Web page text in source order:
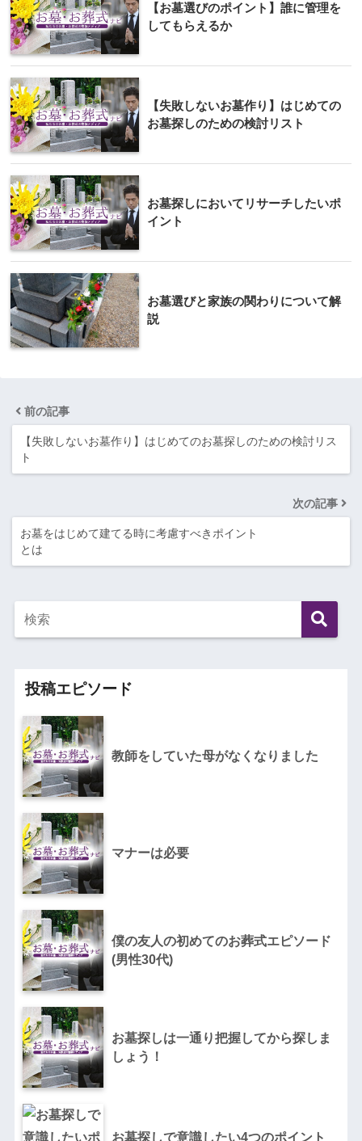
【お墓選びのポイント】誰に管理を
してもらえるか
【失敗しないお墓作り】はじめての
お墓探しのための検討リスト
お墓探しにおいてリサーチしたいポ
イント
お墓選びと家族の関わりについて解
説
前の記事
【失敗しないお墓作り】はじめてのお墓探しのための検討リス
ト
次の記事
お墓をはじめて建てる時に考慮すべきポイント
とは
投稿エピソード
教師をしていた母がなくなりました
マナーは必要
僕の友人の初めてのお葬式エピソード
(男性30代)
お墓探しは一通り把握してから探しま
しょう！
お墓探しで意識したい4つのポイント